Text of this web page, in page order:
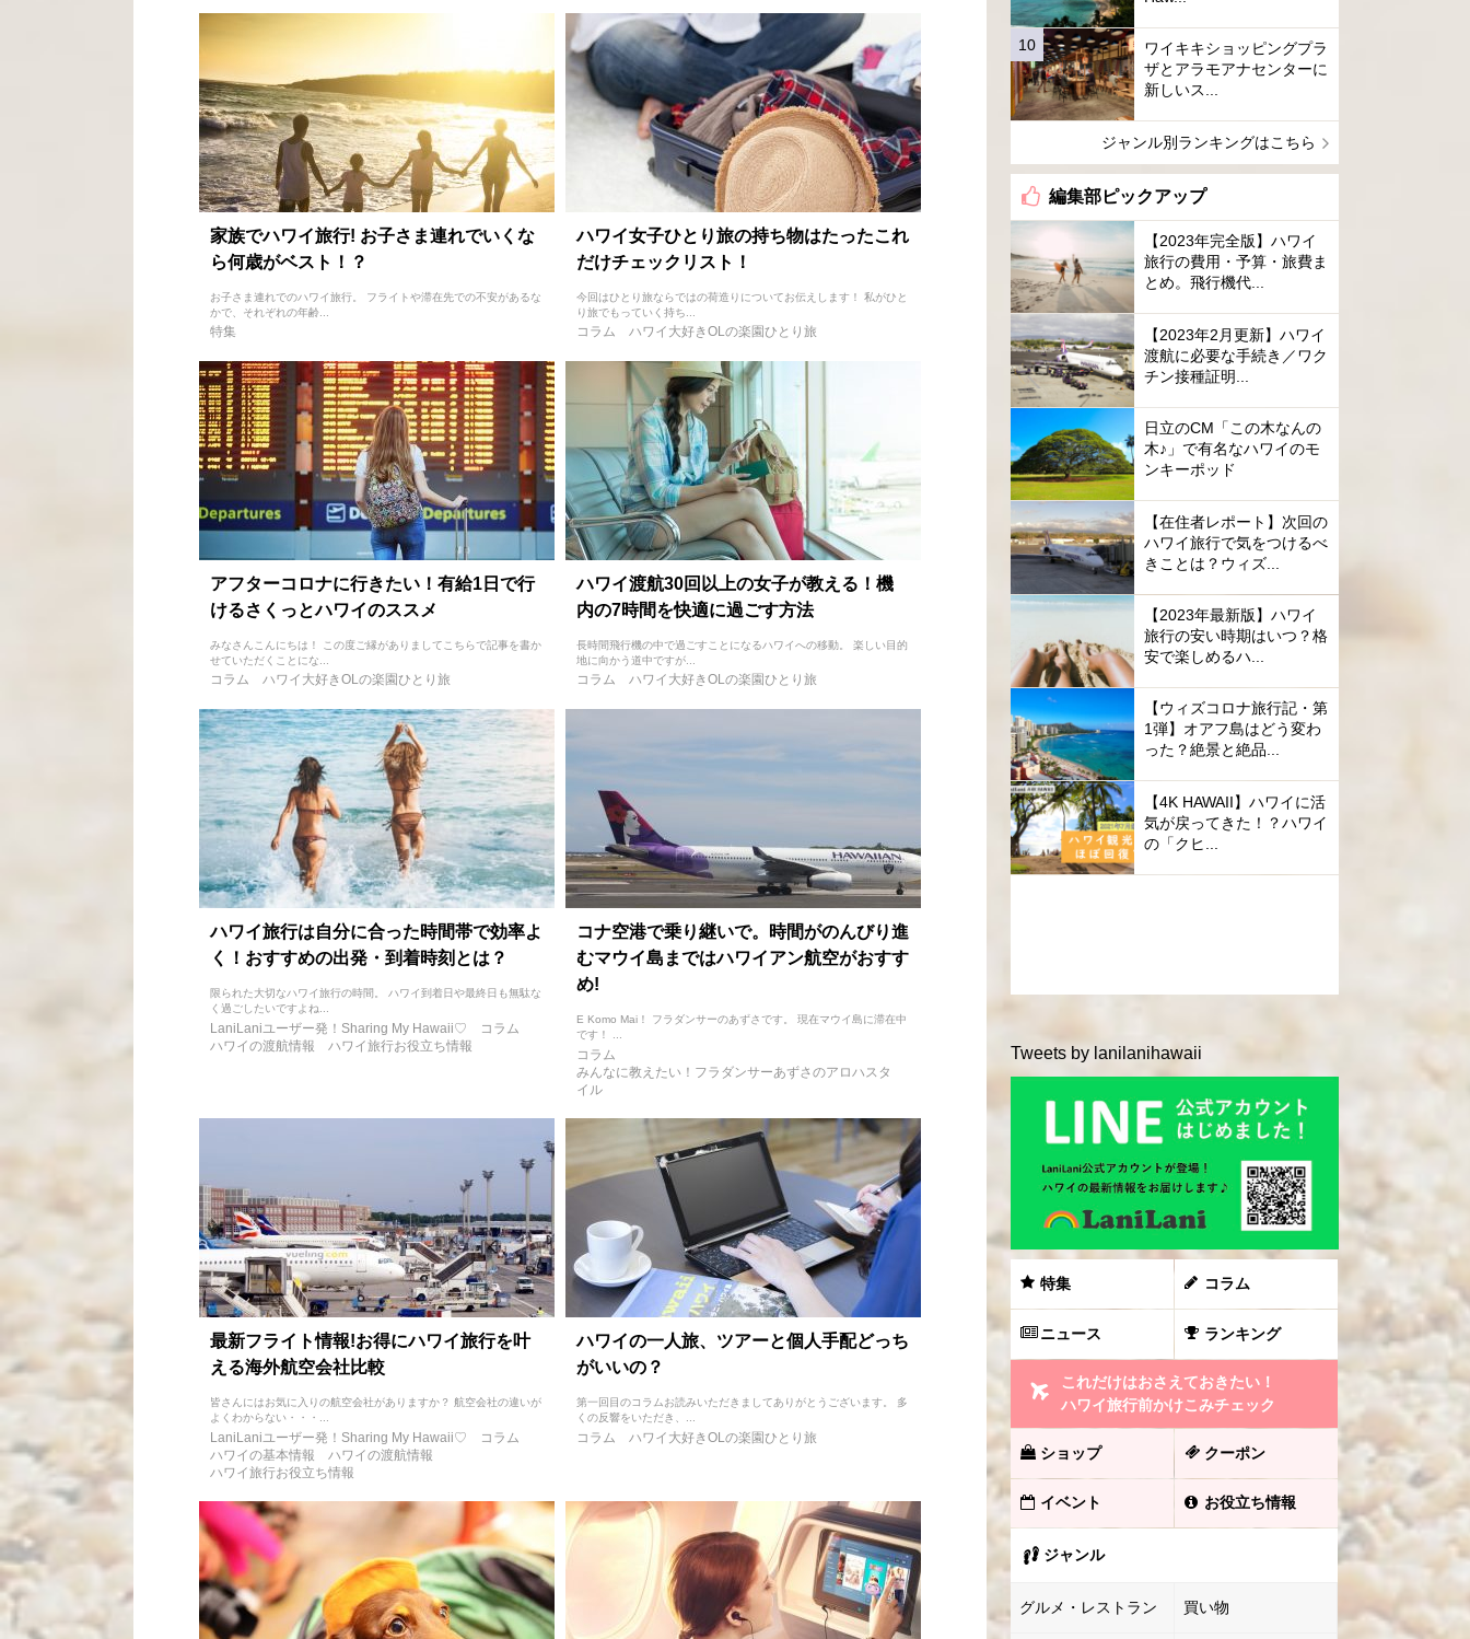
家族でハワイ旅行! お子さま連れでいくな
ら何歳がベスト！？
お子さま連れでのハワイ旅行。 フライトや滞在先での不安があるな
かで、それぞれの年齢...
特集
ハワイ女子ひとり旅の持ち物はたったこれ
だけチェックリスト！
今回はひとり旅ならではの荷造りについてお伝えします！ 私がひと
り旅でもっていく持ち...
コラム ハワイ大好きOLの楽園ひとり旅
アフターコロナに行きたい！有給1日で行
けるさくっとハワイのススメ
みなさんこんにちは！ この度ご縁がありましてこちらで記事を書か
せていただくことにな...
コラム ハワイ大好きOLの楽園ひとり旅
ハワイ渡航30回以上の女子が教える！機
内の7時間を快適に過ごす方法
長時間飛行機の中で過ごすことになるハワイへの移動。 楽しい目的
地に向かう道中ですが...
コラム ハワイ大好きOLの楽園ひとり旅
ハワイ旅行は自分に合った時間帯で効率よ
く！おすすめの出発・到着時刻とは？
限られた大切なハワイ旅行の時間。 ハワイ到着日や最終日も無駄な
く過ごしたいですよね...
LaniLaniユーザー発！Sharing My Hawaii♡
コラム
ハワイの渡航情報
ハワイ旅行お役立ち情報
コナ空港で乗り継いで。時間がのんびり進
むマウイ島まではハワイアン航空がおすす
め!
E Komo Mai！ フラダンサーのあずさです。 現在マウイ島に滞在中
です！ ...
コラム
みんなに教えたい！フラダンサーあずさのアロハスタ
イル
最新フライト情報!お得にハワイ旅行を叶
える海外航空会社比較
皆さんにはお気に入りの航空会社がありますか？ 航空会社の違いが
よくわからない・・・...
LaniLaniユーザー発！Sharing My Hawaii♡
コラム
ハワイの基本情報
ハワイの渡航情報
ハワイ旅行お役立ち情報
ハワイの一人旅、ツアーと個人手配どっち
がいいの？
第一回目のコラムお読みいただきましてありがとうございます。 多
くの反響をいただき、...
コラム ハワイ大好きOLの楽園ひとり旅
ワイキキショッピングプラ
ザとアラモアナセンターに
新しいス...
ジャンル別ランキングはこちら
編集部ピックアップ
【2023年完全版】ハワイ
旅行の費用・予算・旅費ま
とめ。飛行機代...
【2023年2月更新】ハワイ
渡航に必要な手続き／ワク
チン接種証明...
日立のCM「この木なんの
木♪」で有名なハワイのモ
ンキーポッド
【在住者レポート】次回の
ハワイ旅行で気をつけるべ
きことは？ウィズ...
【2023年最新版】ハワイ
旅行の安い時期はいつ？格
安で楽しめるハ...
【ウィズコロナ旅行記・第
1弾】オアフ島はどう変わ
った？絶景と絶品...
【4K HAWAII】ハワイに活
気が戻ってきた！？ハワイ
の「クヒ...
Tweets by lanilanihawaii
特集 コラム
ニュース ランキング
これだけはおさえておきたい！
ハワイ旅行前かけこみチェック
ショップ クーポン
イベント お役立ち情報
ジャンル
グルメ・レストラン 買い物